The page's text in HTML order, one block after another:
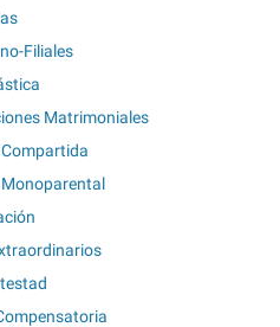
Filiales
Matrimoniales